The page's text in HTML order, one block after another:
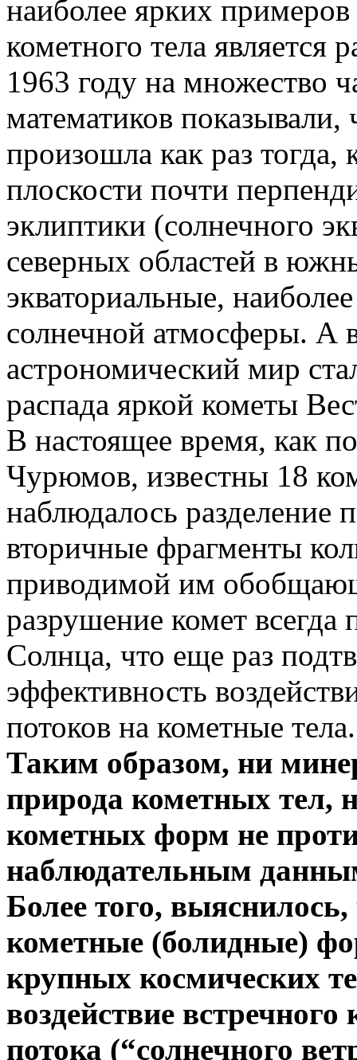
наиболее ярких
кометного тела является
1963 году на множество
математиков
произошла как раз тогда,
плоскости почти
эклиптики (солнечного
северных областей в
экваториальные,
солнечной атмосферы. А
астрономический мир
распада яркой кометы
В настоящее время, как
Чурюмов, известны 18
наблюдалось разделение
вторичные фрагменты
приводимой им
разрушение комет всегда
Солнца, что еще раз
эффективность
потоков на кометные тела.
Таким образом, ни
природа кометных тел,
кометных форм не
наблюдательным
Более того,
кометные (болидные)
крупных космических
воздействие
потока (“солнечного